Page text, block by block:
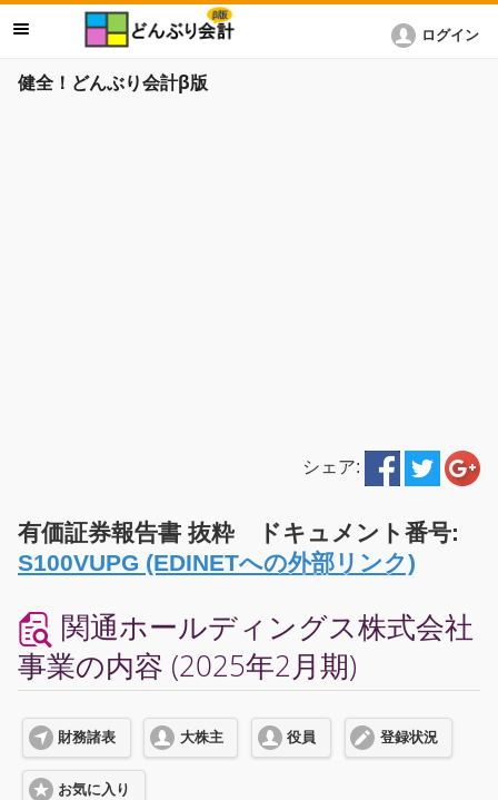
健全！どんぶり会計β版
ログイン
シェア:
有価証券報告書 抜粋 ドキュメント番号:
S100VUPG (EDINETへの外部リンク)
関通ホールディングス株式会社
事業の内容 (2025年2月期)
財務諸表 大株主 役員 登録状況
お気に入り